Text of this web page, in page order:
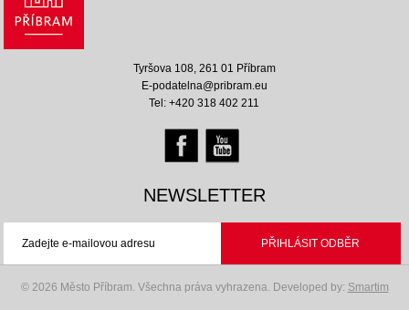
Tyršova 108, 261 01 Příbram
E-podatelna@pribram.eu
Tel: +420 318 402 211
NEWSLETTER
© 2026 Město Příbram. Všechna práva vyhrazena. Developed by: Smartim